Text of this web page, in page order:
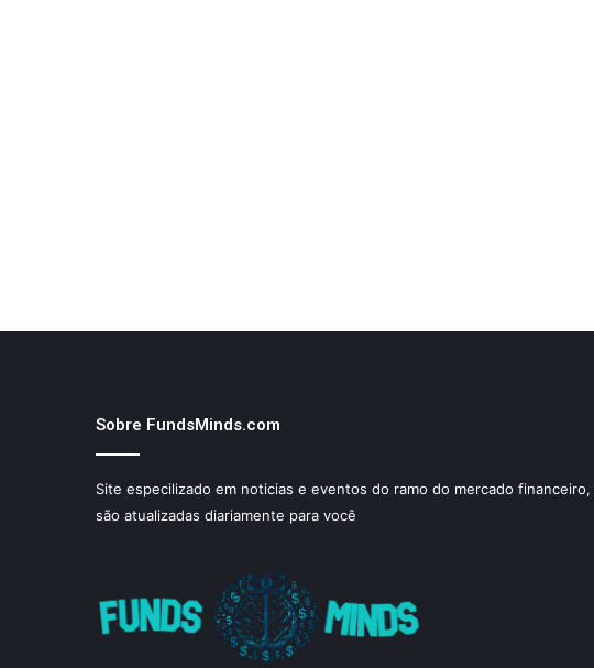
Sobre FundsMinds.com
Site especilizado em noticias e eventos do ramo do mercado
são atualizadas diariamente para você